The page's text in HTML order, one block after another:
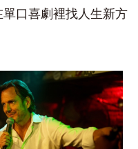
口喜劇裡找人生新方